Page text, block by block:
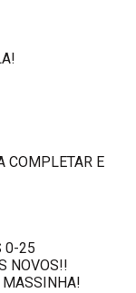
COMPLETAR E
0-25
NOVOS!!
MASSINHA!